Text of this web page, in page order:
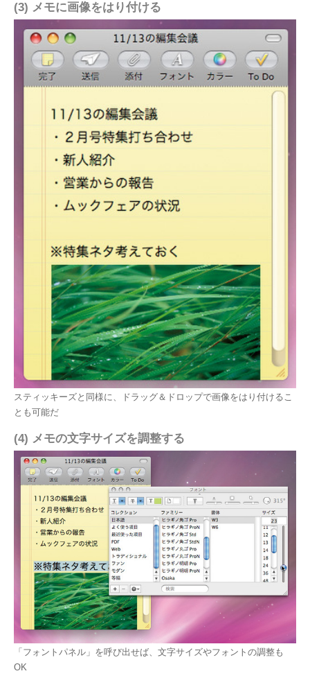
(3) メモに画像をはり付ける
スティッキーズと同様に、ドラッグ＆ドロップで画像をはり付けるこ
とも可能だ
(4) メモの文字サイズを調整する
「フォントパネル」を呼び出せば、文字サイズやフォントの調整も
OK